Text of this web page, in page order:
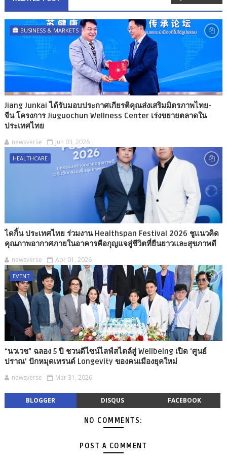
BUSINESS & MARKETS
Jiang Junkai ได้รับมอบประกาศเกียรติคุณส่งเสริมมิตรภาพไทย-
จีน โครงการ Jiuguochun Wellness Center เร่งขยายตลาดใน
ประเทศไทย
newsverse Jun 03, 2026
HEALTHCARE
ไดกิ้น ประเทศไทย ร่วมงาน Healthspan Festival 2026 ชูแนวคิด
คุณภาพอากาศภายในอาคารคือกุญแจสู่ชีวิตที่ยืนยาวและสุขภาพดี
newsverse Apr 01, 2026
EVENT
“นวเวช” ฉลอง 5 ปี ชวนดีไซน์ไลฟ์สไตล์สู่ Wellbeing เปิด ‘ศูนย์
ปราณ’ ปักหมุดเทรนด์ Longevity ของคนเมืองยุคใหม่
newsverse Mar 31, 2026
BLOGGER DISQUS FACEBOOK
NO COMMENTS:
POST A COMMENT